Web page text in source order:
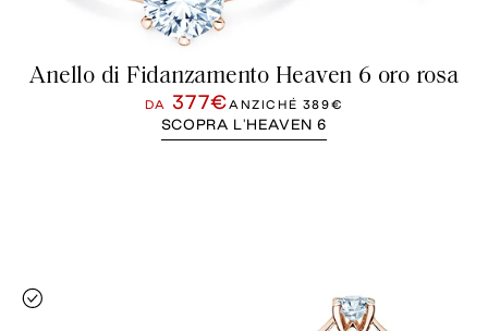
Anello di Fidanzamento Heaven 6 oro rosa
DA 377€ANZICHÉ 389€
SCOPRA L'HEAVEN 6